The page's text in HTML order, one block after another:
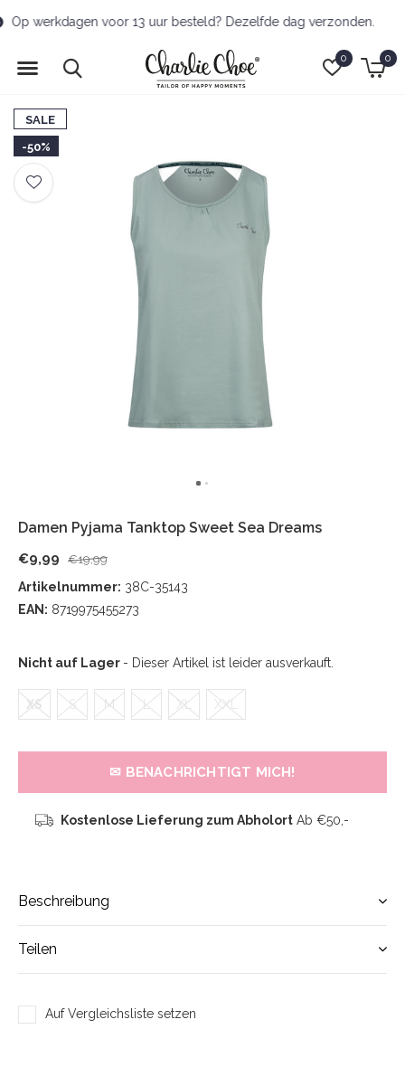
0 0
Kostenlose Lieferung zum Abholort ab 70 Euro
SALE
-50%
Damen Pyjama Tanktop Sweet Sea Dreams
€9,99 €19,99
Artikelnummer: 38C-35143
EAN: 8719975455273
Nicht auf Lager - Dieser Artikel ist leider ausverkauft.
XS S M L XL XXL
✉ BENACHRICHTIGT MICH!
Kostenlose Lieferung zum AbholortAb €50,-
Beschreibung
Teilen
Auf Vergleichsliste setzen